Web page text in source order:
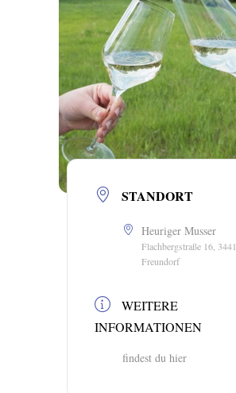
STANDORT
Heuriger Musser
Flachbergstraße 16, 3441
Freundorf
WEITERE
INFORMATIONEN
findest du hier